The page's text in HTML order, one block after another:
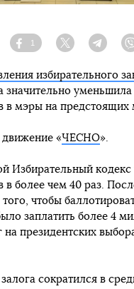
Facebook
1
Twitter
избирательного
значительно уменьшила
в мэры на предстоящих
«ЧЕСНО».
Избирательный кодекс
в более чем 40 раз.
чтобы
заплатить более 4
президентских
сократился в